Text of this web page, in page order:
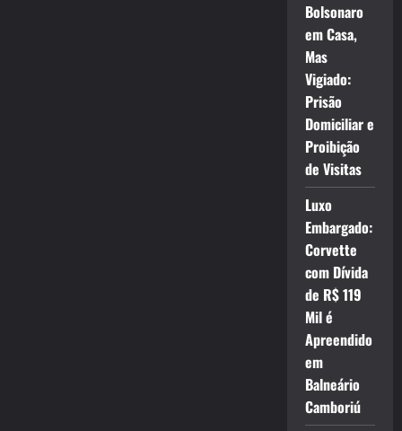
Bolsonaro
em Casa,
Mas
Vigiado:
Prisão
Domiciliar e
Proibição
de Visitas
Luxo
Embargado:
Corvette
com Dívida
de R$ 119
Mil é
Apreendido
em
Balneário
Camboriú